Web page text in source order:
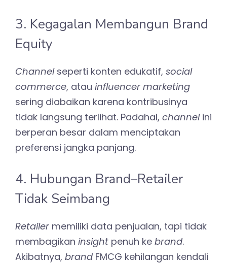
3. Kegagalan Membangun Brand
Equity
Channel seperti konten edukatif, social
commerce, atau influencer marketing
sering diabaikan karena kontribusinya
tidak langsung terlihat. Padahal, channel ini
berperan besar dalam menciptakan
preferensi jangka panjang.
4. Hubungan Brand–Retailer
Tidak Seimbang
Retailer memiliki data penjualan, tapi tidak
membagikan insight penuh ke brand.
Akibatnya, brand FMCG kehilangan kendali